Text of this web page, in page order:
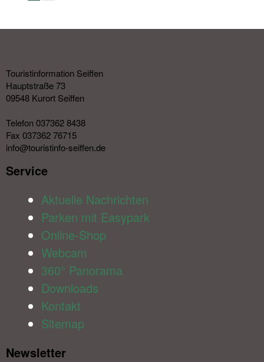
Touristinformation Seiffen
Hauptstraße 73
09548 Kurort Seiffen
Telefon 037362 8438
Fax 037362 76715
info@touristinfo-seiffen.de
Service​
Aktuelle Nachrichten
Parken mit Easypark
Online-Shop
Webcam
360° Panorama
Downloads
Kontakt
Sitemap
Newsletter​